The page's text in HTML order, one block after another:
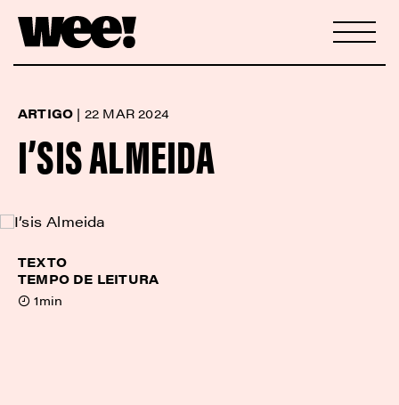
ARTIGO | 22 MAR 2024
I’SIS ALMEIDA
TEXTO
TEMPO DE LEITURA
1min